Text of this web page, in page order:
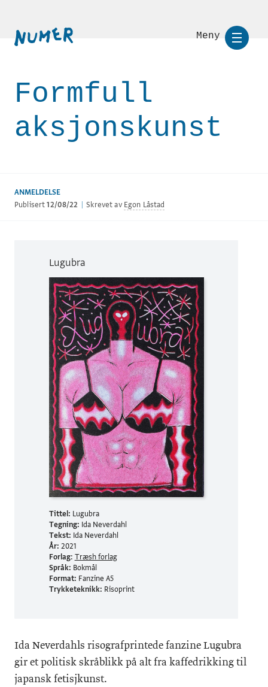
Meny
Formfull
aksjonskunst
ANMELDELSE
Publisert12/08/22 Skrevet av Egon Låstad
Lugubra
Tittel: Lugubra
Tegning: Ida Neverdahl
Tekst: Ida Neverdahl
År: 2021
Forlag: Træsh forlag
Språk: Bokmål
Format: Fanzine A5
Trykketeknikk: Risoprint
Ida Neverdahls risografprintede fanzine Lugubra
gir et politisk skråblikk på alt fra kaffedrikking til
japansk fetisjkunst.